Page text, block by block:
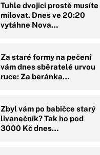
Tuhle dvojici prostě musíte
milovat. Dnes ve 20:20
vytáhne Nova…
Za staré formy na pečení
vám dnes sběratelé urvou
ruce: Za beránka…
Zbyl vám po babičce starý
lívanečník? Tak ho pod
3000 Kč dnes…